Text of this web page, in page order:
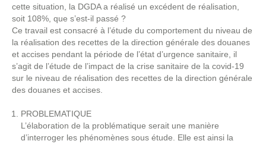
cette situation, la DGDA a réalisé un excédent de réalisation,
soit 108%, que s’est-il passé ?
Ce travail est consacré à l’étude du comportement du niveau de
la réalisation des recettes de la direction générale des douanes
et accises pendant la période de l’état d’urgence sanitaire, il
s’agit de l’étude de l’impact de la crise sanitaire de la covid-19
sur le niveau de réalisation des recettes de la direction générale
des douanes et accises.
PROBLEMATIQUE
L’élaboration de la problématique serait une manière
d’interroger les phénomènes sous étude. Elle est ainsi la